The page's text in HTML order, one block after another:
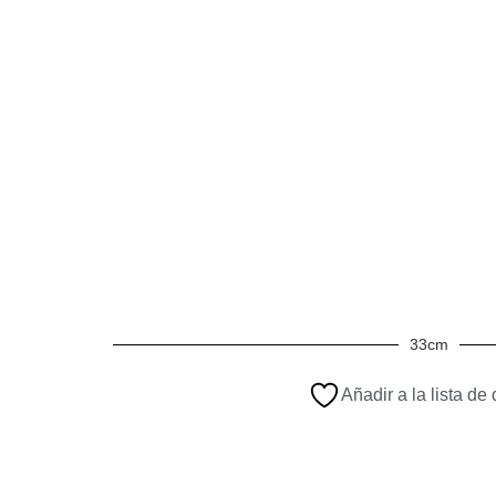
33cm
Añadir a la lista de